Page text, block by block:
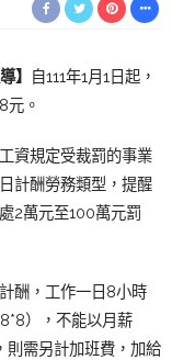
】
自111年1月1日起，
元。
資規定受裁罰的事業
計酬勞務類型，提醒
2萬元至100萬元罰
酬，工作一日8小時
），不能以月薪
則需另計加班費，加給